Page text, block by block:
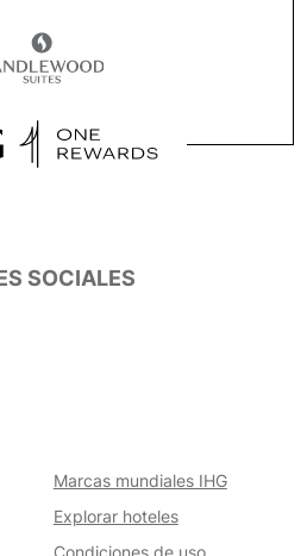
SOCIALES
Marcas mundiales IHG
Explorar hoteles
Condiciones de uso